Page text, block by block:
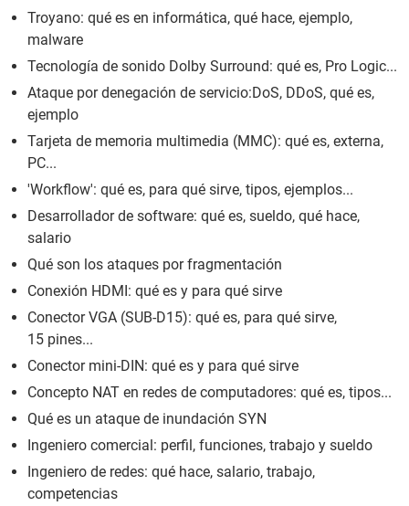
Troyano: qué es en informática, qué hace, ejemplo,
malware
Tecnología de sonido Dolby Surround: qué es, Pro Logic...
Ataque por denegación de servicio:DoS, DDoS, qué es,
ejemplo
Tarjeta de memoria multimedia (MMC): qué es, externa,
PC...
'Workflow': qué es, para qué sirve, tipos, ejemplos...
Desarrollador de software: qué es, sueldo, qué hace,
salario
Qué son los ataques por fragmentación
Conexión HDMI: qué es y para qué sirve
Conector VGA (SUB-D15): qué es, para qué sirve,
15 pines...
Conector mini-DIN: qué es y para qué sirve
Concepto NAT en redes de computadores: qué es, tipos...
Qué es un ataque de inundación SYN
Ingeniero comercial: perfil, funciones, trabajo y sueldo
Ingeniero de redes: qué hace, salario, trabajo,
competencias